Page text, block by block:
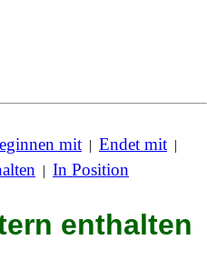
mit | Endet mit |
| In Position
enthalten